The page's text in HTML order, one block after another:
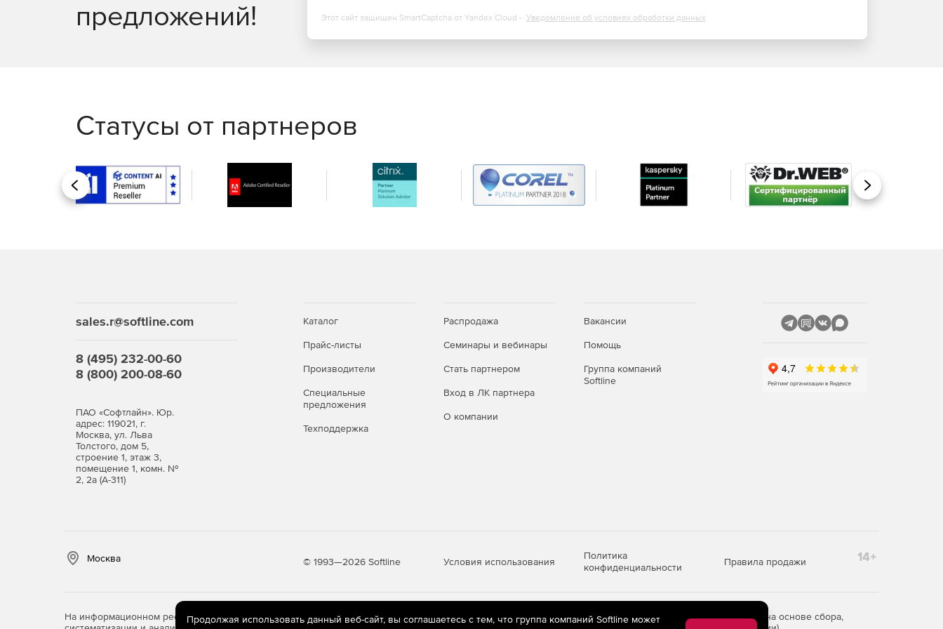
предложений!
Этот сайт защищен SmartCaptcha от Yandex Cloud - Уведомление об условиях обработки данных
Статусы от партнеров
Назад Вперед
sales.r@softline.com
8 (495) 232-00-60
8 (800) 200-08-60
ПАО «Софтлайн». Юр.
адрес: 119021, г.
Москва, ул. Льва
Толстого, дом 5,
строение 1, этаж 3,
помещение 1, комн. №
2, 2а (А-311)
Каталог
Прайс-листы
Производители
Специальные
предложения
Техподдержка
Распродажа
Семинары и вебинары
Стать партнером
Вход в ЛК партнера
О компании
Вакансии
Помощь
Группа компаний
Softline
Москва © 1993—2026 Softline Условия использования
Политика
конфиденциальности
Правила продажи 14+
На информационном ресурсе store.softline.ru применяютсярекомендательные технологии(информационные технологии предоставления информации на основе сбора,
Продолжая использовать данный веб-сайт, вы соглашаетесь с тем, что группа компаний Softline может